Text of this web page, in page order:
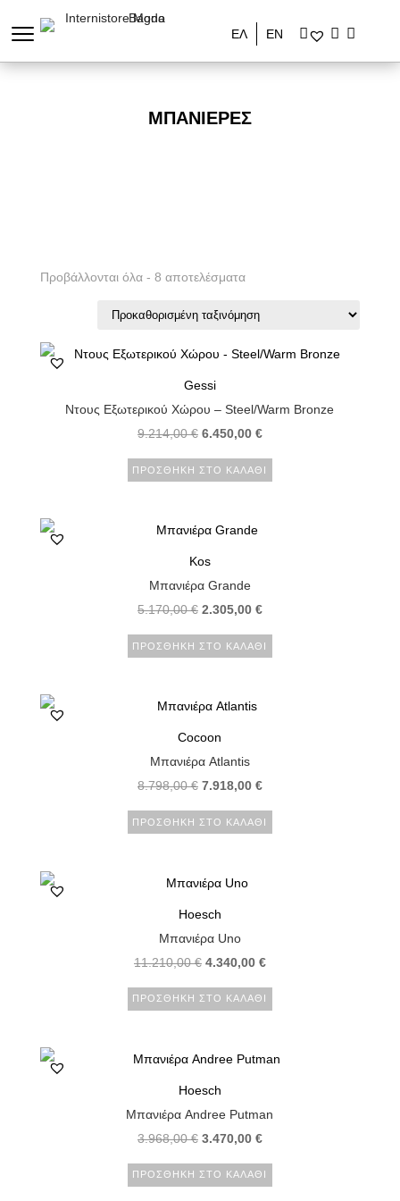
ΕΛ ΕΝ
ΜΠΑΝΙΈΡΕΣ
Προβάλλονται όλα - 8 αποτελέσματα
Gessi
Ντους Εξωτερικού Χώρου – Steel/Warm Bronze
9.214,00€ Original
price
was:
6.450,00 €Η
τρέχουσα
τιμή
ΠΡΟΣΘΉΚΗ ΣΤΟ ΚΑΛΆΘΙ
Kos
Μπανιέρα Grande
5.170,00€ Original
price
was:
2.305,00 €Η
τρέχουσα
τιμή
ΠΡΟΣΘΉΚΗ ΣΤΟ ΚΑΛΆΘΙ
Cocoon
Μπανιέρα Atlantis
8.798,00€ Original
price
was:
7.918,00 €Η
τρέχουσα
τιμή
ΠΡΟΣΘΉΚΗ ΣΤΟ ΚΑΛΆΘΙ
Hoesch
Μπανιέρα Uno
11.210,00€ Original
price
was:
4.340,00 €Η
τρέχουσα
τιμή
4.340,00 €.
ΠΡΟΣΘΉΚΗ ΣΤΟ ΚΑΛΆΘΙ
Hoesch
Μπανιέρα Andree Putman
3.968,00€ Original
price
was:
3.470,00 €Η
τρέχουσα
τιμή
ΠΡΟΣΘΉΚΗ ΣΤΟ ΚΑΛΆΘΙ